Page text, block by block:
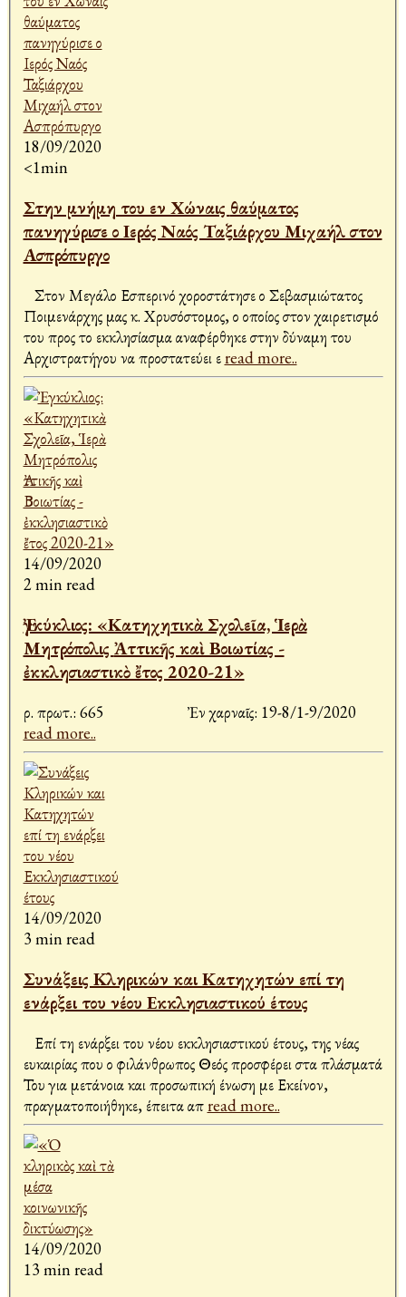
18/09/2020
<1min
Στην μνήμη του εν Χώναις θαύματος
πανηγύρισε ο Ιερός Ναός Ταξιάρχου Μιχαήλ στον
Ασπρόπυργο
Στον Μεγάλο Εσπερινό χοροστάτησε ο Σεβασμιώτατος
Ποιμενάρχης μας κ. Χρυσόστομος, ο οποίος στον χαιρετισμό
του προς το εκκλησίασμα αναφέρθηκε στην δύναμη του
Αρχιστρατήγου να προστατεύει εread more..
14/09/2020
2 min read
Ἐγκύκλιος: «Κατηχητικὰ Σχολεῖα, Ἱερὰ
Μητρόπολις Ἀττικῆς καὶ Βοιωτίας -
ἐκκλησιαστικὸ ἔτος 2020-21»
Ἀρ. πρωτ.: 665 Ἐν Ἀχαρναῖς: 19-8/1-9/2020
read more..
14/09/2020
3 min read
Συνάξεις Κληρικών και Κατηχητών επί τη
ενάρξει του νέου Εκκλησιαστικού έτους
Επί τη ενάρξει του νέου εκκλησιαστικού έτους, της νέας
ευκαιρίας που ο φιλάνθρωπος Θεός προσφέρει στα πλάσματά
Του για μετάνοια και προσωπική ένωση με Εκείνον,
πραγματοποιήθηκε, έπειτα απread more..
14/09/2020
13 min read